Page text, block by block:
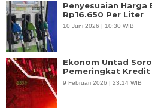
Penyesuaian Harga
Rp16.650 Per Liter
10 Juni 2026 | 10:30 WIB
Ekonom Untad
Pemeringkat
9 Februari 2026 | 23:14 WIB